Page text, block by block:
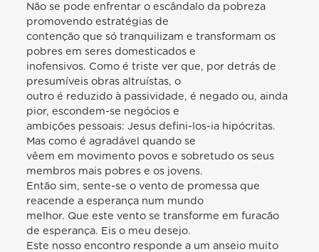
Não se pode enfrentar o escândalo da pobreza
promovendo estratégias de
contenção que só tranquilizam e transformam os
pobres em seres domesticados e
inofensivos. Como é triste ver que, por detrás de
presumíveis obras altruístas, o
outro é reduzido à passividade, é negado ou, ainda
pior, escondem-se negócios e
ambições pessoais: Jesus defini-los-ia hipócritas.
Mas como é agradável quando se
vêem em movimento povos e sobretudo os seus
membros mais pobres e os jovens.
Então sim, sente-se o vento de promessa que
reacende a esperança num mundo
melhor. Que este vento se transforme em furacão
de esperança. Eis o meu desejo.
Este nosso encontro responde a um anseio muito